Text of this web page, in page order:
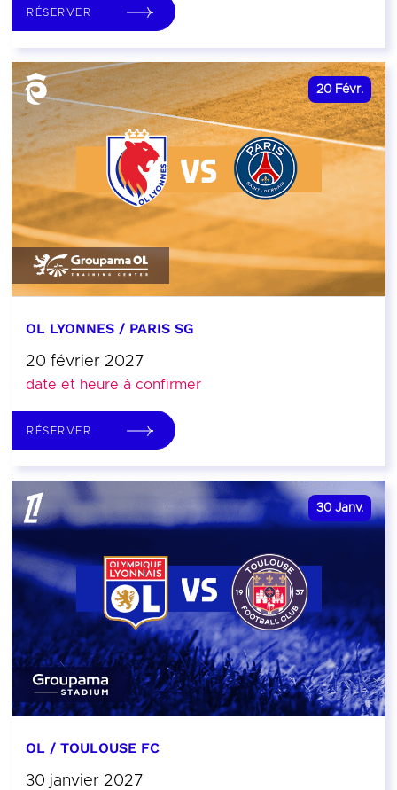
RÉSERVER
20 Févr.
OL LYONNES / PARIS SG
20 février 2027
date et heure à confirmer
RÉSERVER
30 Janv.
OL / TOULOUSE FC
30 janvier 2027